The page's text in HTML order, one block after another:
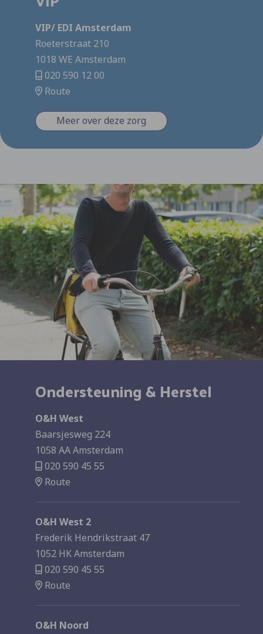
VIP/ EDI Amsterdam
Roeterstraat 210
1018 WE Amsterdam
020 590 12 00
Route
Meer over deze zorg
Ondersteuning & Herstel
O&H West
Baarsjesweg 224
1058 AA Amsterdam
020 590 45 55
Route
O&H West 2
Frederik Hendrikstraat 47
1052 HK Amsterdam
020 590 45 55
Route
O&H Noord